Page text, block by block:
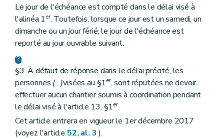
Le jour de l'échéance est compté dans le délai visé à
l'alinéa 1er. Toutefois, lorsque ce jour est un samedi, un
dimanche ou un jour férié, le jour de l'échéance est
reporté au jour ouvrable suivant.
§3. À défaut de réponse dans le délai précité, les
personnes (...)visées au §1er, sont réputées ne devoir
effectuer aucun chantier soumis à coordination pendant
le délai visé à l'article 13, §1er.
Cet article entrera en vigueur le 1er décembre 2017
(voyez l'article 52, al. 3 ).